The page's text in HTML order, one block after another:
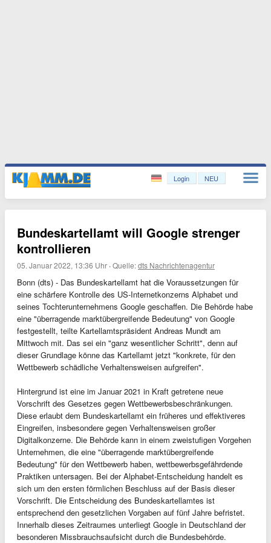
Login NEU
Bundeskartellamt will Google strenger
kontrollieren
05. Januar 2022, 13:36 Uhr ·Quelle:dts Nachrichtenagentur
Bonn (dts) - Das Bundeskartellamt hat die Voraussetzungen für
eine schärfere Kontrolle des US-Internetkonzerns Alphabet und
seines Tochterunternehmens Google geschaffen. Die Behörde habe
eine "überragende marktübergreifende Bedeutung" von Google
festgestellt, teilte Kartellamtspräsident Andreas Mundt am
Mittwoch mit. Das sei ein "ganz wesentlicher Schritt", denn auf
dieser Grundlage könne das Kartellamt jetzt "konkrete, für den
Wettbewerb schädliche Verhaltensweisen aufgreifen".
Hintergrund ist eine im Januar 2021 in Kraft getretene neue
Vorschrift des Gesetzes gegen Wettbewerbsbeschränkungen.
Diese erlaubt dem Bundeskartellamt ein früheres und effektiveres
Eingreifen, insbesondere gegen Verhaltensweisen großer
Digitalkonzerne. Die Behörde kann in einem zweistufigen Vorgehen
Unternehmen, die eine "überragende marktübergreifende
Bedeutung" für den Wettbewerb haben, wettbewerbsgefährdende
Praktiken untersagen. Bei der Alphabet-Entscheidung handelt es
sich um den ersten förmlichen Beschluss auf der Basis dieser
Vorschrift. Die Entscheidung des Bundeskartellamtes ist
entsprechend den gesetzlichen Vorgaben auf fünf Jahre befristet.
Innerhalb dieses Zeitraumes unterliegt Google in Deutschland der
besonderen Missbrauchsaufsicht durch die Bundesbehörde.